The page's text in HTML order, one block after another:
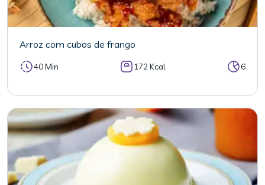
Arroz com cubos de frango
40 Min 172 Kcal 6